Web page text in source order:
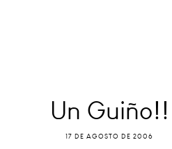
Un Guiño!!
17 DE AGOSTO DE 2006